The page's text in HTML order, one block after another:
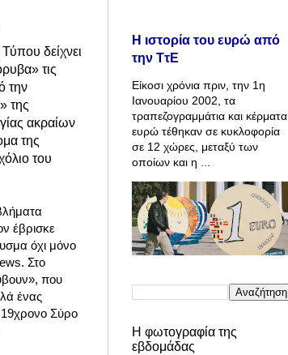
δείχνει
τις
την
της
ακραίων
της
του
έβρισκε
όχι μόνο
Στο
που
ένας
Σύρο
Η ιστορία του ευρώ από
την ΤτΕ
Είκοσι χρόνια πριν, την 1η
Ιανουαρίου 2002, τα
τραπεζογραμμάτια και κέρματα
ευρώ τέθηκαν σε κυκλοφορία
σε 12 χώρες, μεταξύ των
οποίων και η ...
Η φωτογραφία της
εβδομάδας